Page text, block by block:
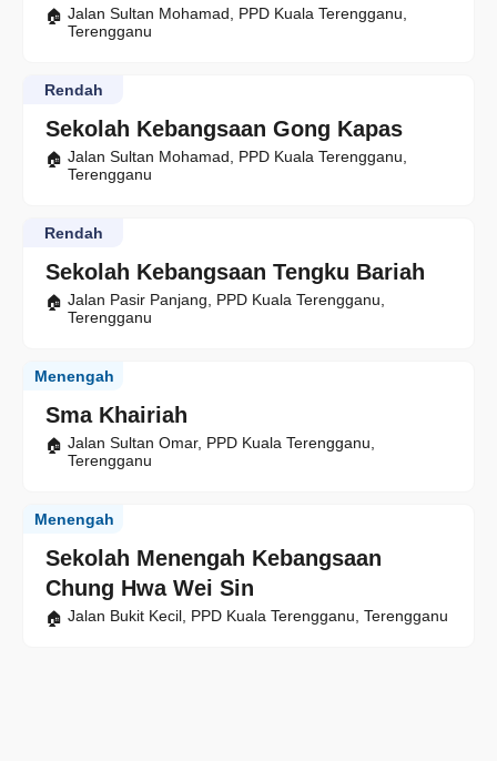
Jalan Sultan Mohamad, PPD Kuala Terengganu,
Terengganu
Sekolah Kebangsaan Gong Kapas
Rendah
Jalan Sultan Mohamad, PPD Kuala Terengganu,
Terengganu
Sekolah Kebangsaan Tengku Bariah
Rendah
Jalan Pasir Panjang, PPD Kuala Terengganu,
Terengganu
Sma Khairiah
Menengah
Jalan Sultan Omar, PPD Kuala Terengganu,
Terengganu
Sekolah Menengah Kebangsaan
Chung Hwa Wei Sin
Menengah
Jalan Bukit Kecil, PPD Kuala Terengganu, Terengganu